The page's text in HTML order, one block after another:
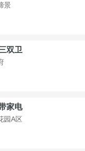
景
双卫
家电
园A区